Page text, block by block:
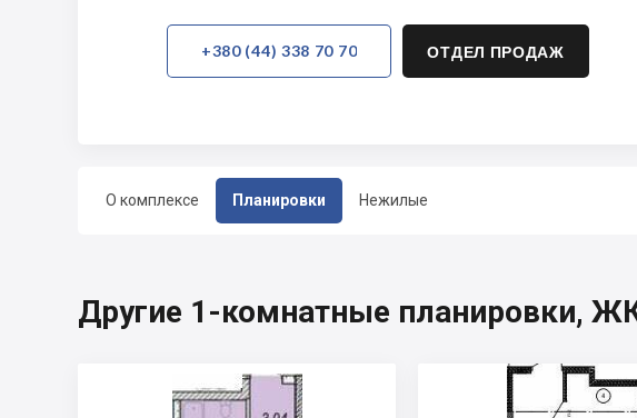
О комплексе Планировки Нежилые
+380 (44) 338 70 70 ОТДЕЛ ПРОДАЖ
Другие 1-комнатные планировки,